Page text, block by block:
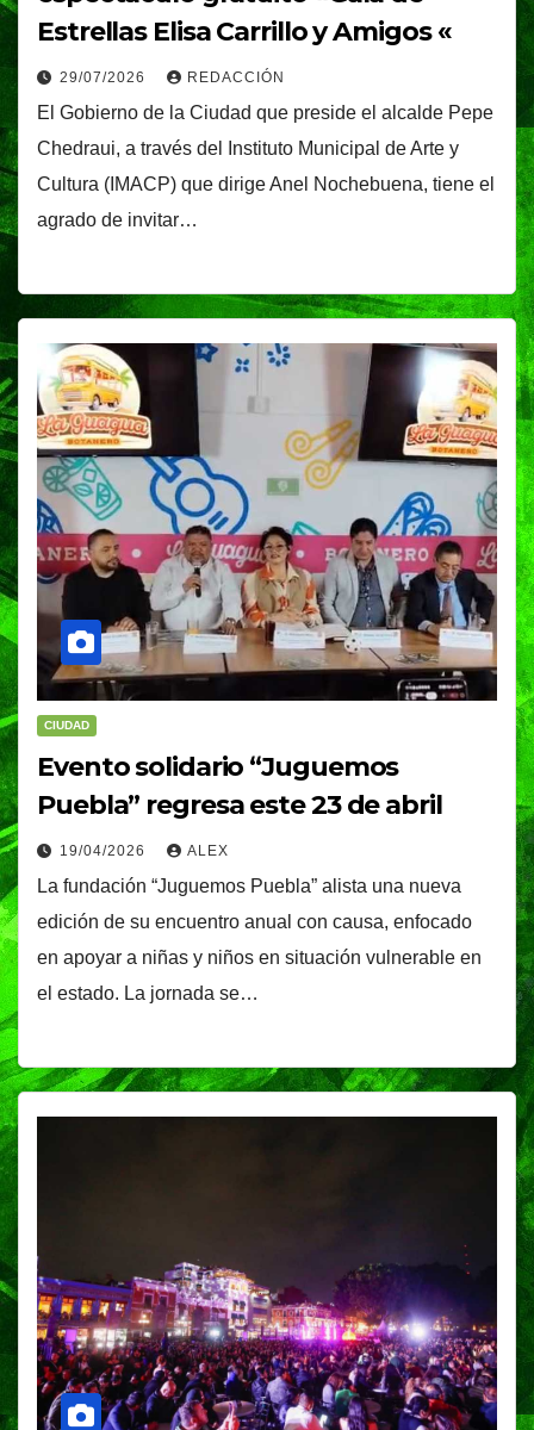
Estrellas Elisa Carrillo y Amigos «
29/07/2026 REDACCIÓN
El Gobierno de la Ciudad que preside el alcalde Pepe
Chedraui, a través del Instituto Municipal de Arte y
Cultura (IMACP) que dirige Anel Nochebuena, tiene el
agrado de invitar…
CIUDAD
Evento solidario “Juguemos
Puebla” regresa este 23 de abril
19/04/2026 ALEX
La fundación “Juguemos Puebla” alista una nueva
edición de su encuentro anual con causa, enfocado
en apoyar a niñas y niños en situación vulnerable en
el estado. La jornada se…